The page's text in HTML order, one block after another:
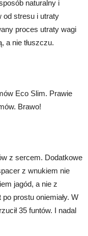
naturalny i
od stresu i utraty
proces utraty wagi
a nie tłuszczu.
Eco Slim. Prawie
Brawo!
z sercem. Dodatkowe
z wnukiem nie
jagód, a nie z
prostu oniemiały. W
35 funtów. I nadal